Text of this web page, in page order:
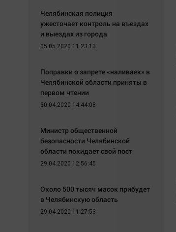
Челябинская полиция
ужесточает контроль на въездах
и выездах из города
05.05.2020 11:23:13
Поправки о запрете «наливаек» в
Челябинской области приняты в
первом чтении
30.04.2020 14:44:08
Министр общественной
безопасности Челябинской
области покидает свой пост
29.04.2020 12:56:45
Около 500 тысяч масок прибудет
в Челябинскую область
29.04.2020 11:27:53